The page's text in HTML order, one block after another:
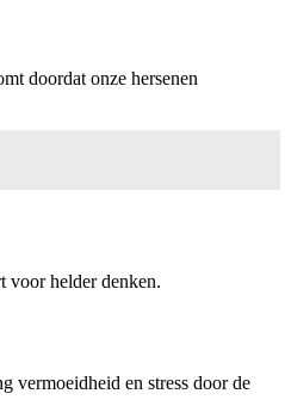
doordat onze hersenen
voor helder denken.
vermoeidheid en stress door de